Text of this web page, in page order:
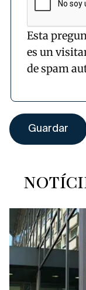
Esta
es un
de spam